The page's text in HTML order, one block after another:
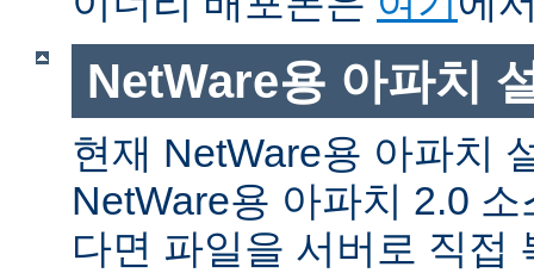
NetWare용 아파치
현재 NetWare용 아파치
NetWare용 아파치 2.0
다면 파일을 서버로 직접